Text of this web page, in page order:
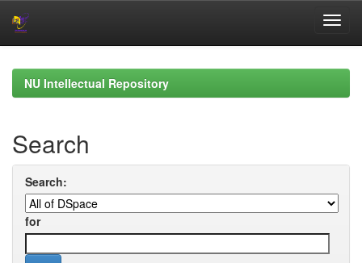
navigationNU Intellectual Repository
Search
Search:
for